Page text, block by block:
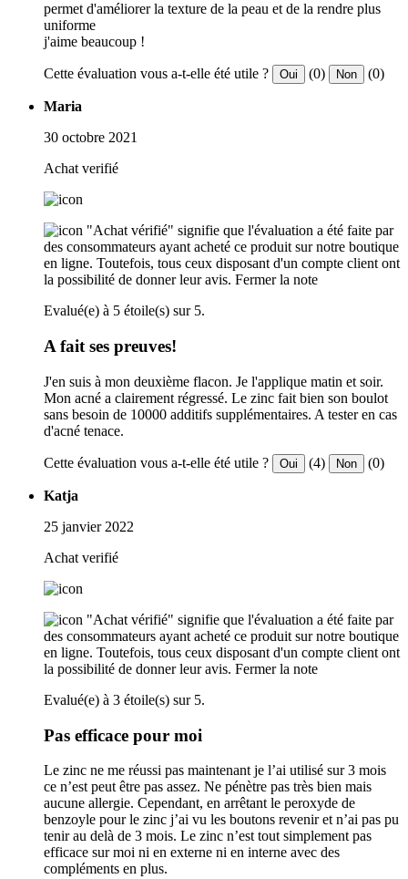
permet d'améliorer la texture de la peau et de la rendre plus
uniforme
j'aime beaucoup !
Cette évaluation vous a-t-elle été utile ? Oui (0) Non (0)
Maria
30 octobre 2021
Achat verifié
"Achat vérifié" signifie que l'évaluation a été faite par
des consommateurs ayant acheté ce produit sur notre boutique
en ligne. Toutefois, tous ceux disposant d'un compte client ont
la possibilité de donner leur avis. Fermer la note
Evalué(e) à 5 étoile(s) sur 5.
A fait ses preuves!
J'en suis à mon deuxième flacon. Je l'applique matin et soir.
Mon acné a clairement régressé. Le zinc fait bien son boulot
sans besoin de 10000 additifs supplémentaires. A tester en cas
d'acné tenace.
Cette évaluation vous a-t-elle été utile ? Oui (4) Non (0)
Katja
25 janvier 2022
Achat verifié
"Achat vérifié" signifie que l'évaluation a été faite par
des consommateurs ayant acheté ce produit sur notre boutique
en ligne. Toutefois, tous ceux disposant d'un compte client ont
la possibilité de donner leur avis. Fermer la note
Evalué(e) à 3 étoile(s) sur 5.
Pas efficace pour moi
Le zinc ne me réussi pas maintenant je l’ai utilisé sur 3 mois
ce n’est peut être pas assez. Ne pénètre pas très bien mais
aucune allergie. Cependant, en arrêtant le peroxyde de
benzoyle pour le zinc j’ai vu les boutons revenir et n’ai pas pu
tenir au delà de 3 mois. Le zinc n’est tout simplement pas
efficace sur moi ni en externe ni en interne avec des
compléments en plus.